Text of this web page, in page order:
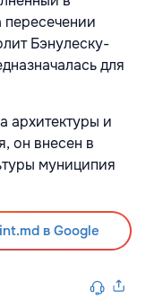
пересечении
Бэнулеску-
для
архитектуры и
он внесен в
муниципия
в Google